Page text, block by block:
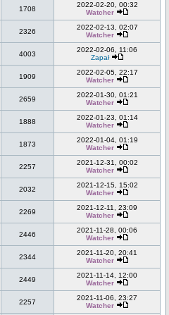
1708
2022-02-20, 00:32
Watcher
2326
2022-02-13, 02:07
Watcher
4003
2022-02-06, 11:06
Zapał
1909
2022-02-05, 22:17
Watcher
2659
2022-01-30, 01:21
Watcher
1888
2022-01-23, 01:14
Watcher
1873
2022-01-04, 01:19
Watcher
2257
2021-12-31, 00:02
Watcher
2032
2021-12-15, 15:02
Watcher
2269
2021-12-11, 23:09
Watcher
2446
2021-11-28, 00:06
Watcher
2344
2021-11-20, 20:41
Watcher
2449
2021-11-14, 12:00
Watcher
2257
2021-11-06, 23:27
Watcher